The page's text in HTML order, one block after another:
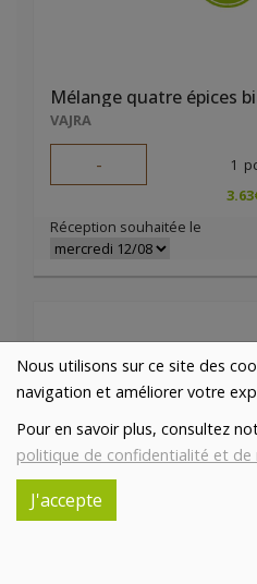
Nous utilisons sur ce site des
navigation et améliorer votre
Pour en savoir plus, consultez
politique de confidentialité et de
J'accepte
Mélange quatre épices
VAJRA
- 1
3.63
Réception souhaitée le
Mélange Zaatar bio 27g